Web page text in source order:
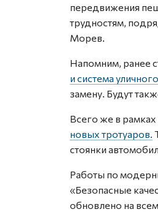
передвижения
трудностям,
Морев.
Напомним, ранее
и система
замену. Будут
Всего же в
новых тротуаров.
стоянки
Работы по
«Безопасные
обновлено на